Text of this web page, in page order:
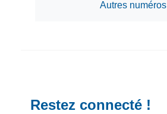
Autres numéros
Restez connecté !